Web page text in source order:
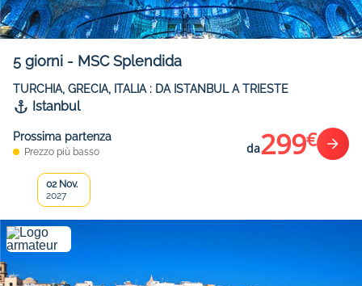
5 giorni - MSC Splendida
TURCHIA, GRECIA, ITALIA : DA ISTANBUL A TRIESTE
Istanbul
Prossima partenza
Prezzo più basso da299€
02 Nov.
2027